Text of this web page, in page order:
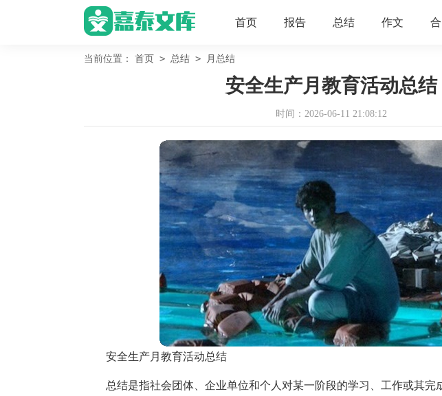
首页 报告 总结 作文
当前位置： 首页 > 总结 > 月总结
安全生产月教育活动总结
时间：2026-06-11 21:08:12
安全生产月教育活动总结
总结是指社会团体、企业单位和个人对某一阶段的学习、工作或其完